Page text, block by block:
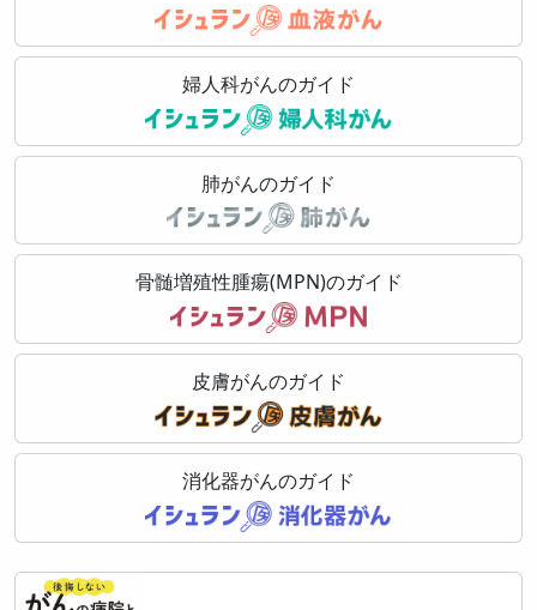
婦人科がんのガイド
肺がんのガイド
骨髄増殖性腫瘍(MPN)のガイド
皮膚がんのガイド
消化器がんのガイド